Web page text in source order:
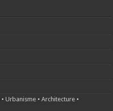
•Urbanisme •Architecture •